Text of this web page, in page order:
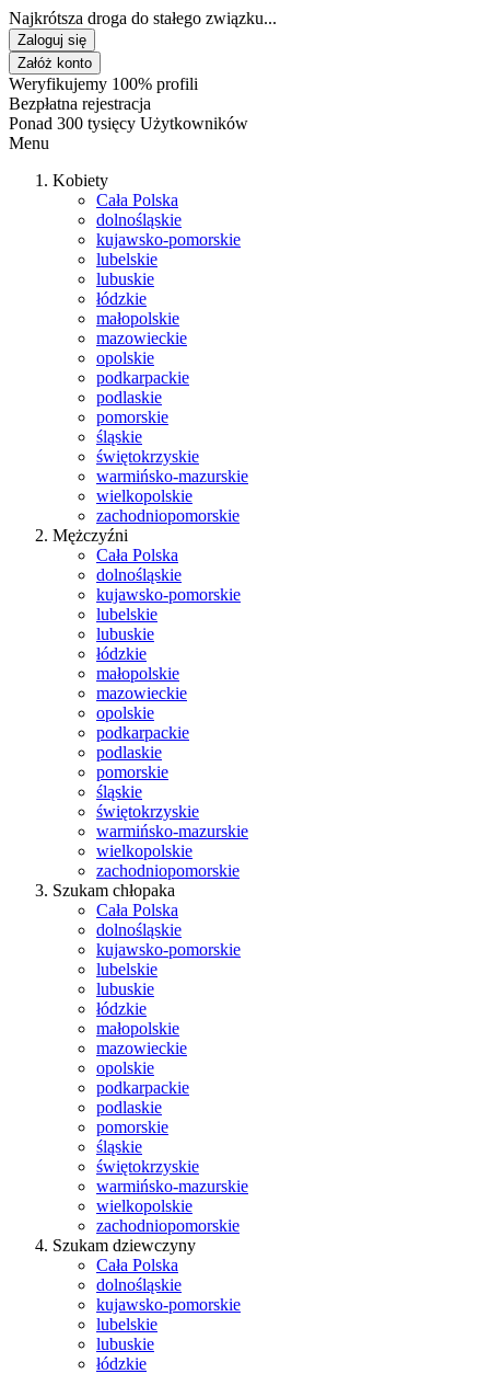
Najkrótsza droga do stałego związku...
Zaloguj się
Załóż konto
Weryfikujemy 100% profili
Bezpłatna rejestracja
Ponad 300 tysięcy Użytkowników
Menu
Kobiety
Cała Polska
dolnośląskie
kujawsko-pomorskie
lubelskie
lubuskie
łódzkie
małopolskie
mazowieckie
opolskie
podkarpackie
podlaskie
pomorskie
śląskie
świętokrzyskie
warmińsko-mazurskie
wielkopolskie
zachodniopomorskie
Mężczyźni
Cała Polska
dolnośląskie
kujawsko-pomorskie
lubelskie
lubuskie
łódzkie
małopolskie
mazowieckie
opolskie
podkarpackie
podlaskie
pomorskie
śląskie
świętokrzyskie
warmińsko-mazurskie
wielkopolskie
zachodniopomorskie
Szukam chłopaka
Cała Polska
dolnośląskie
kujawsko-pomorskie
lubelskie
lubuskie
łódzkie
małopolskie
mazowieckie
opolskie
podkarpackie
podlaskie
pomorskie
śląskie
świętokrzyskie
warmińsko-mazurskie
wielkopolskie
zachodniopomorskie
Szukam dziewczyny
Cała Polska
dolnośląskie
kujawsko-pomorskie
lubelskie
lubuskie
łódzkie